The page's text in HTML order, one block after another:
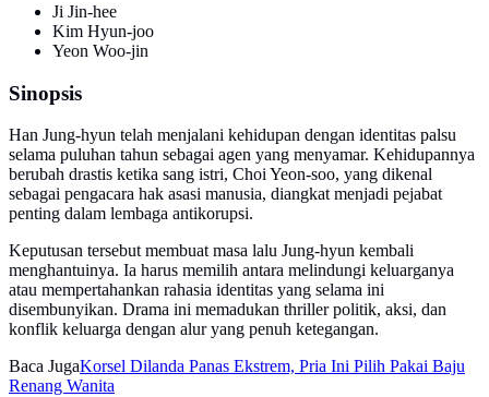
Ji Jin-hee
Kim Hyun-joo
Yeon Woo-jin
Sinopsis
Han Jung-hyun telah menjalani kehidupan dengan identitas palsu
selama puluhan tahun sebagai agen yang menyamar. Kehidupannya
berubah drastis ketika sang istri, Choi Yeon-soo, yang dikenal
sebagai pengacara hak asasi manusia, diangkat menjadi pejabat
penting dalam lembaga antikorupsi.
Keputusan tersebut membuat masa lalu Jung-hyun kembali
menghantuinya. Ia harus memilih antara melindungi keluarganya
atau mempertahankan rahasia identitas yang selama ini
disembunyikan. Drama ini memadukan thriller politik, aksi, dan
konflik keluarga dengan alur yang penuh ketegangan.
Baca JugaKorsel Dilanda Panas Ekstrem, Pria Ini Pilih Pakai Baju
Renang Wanita